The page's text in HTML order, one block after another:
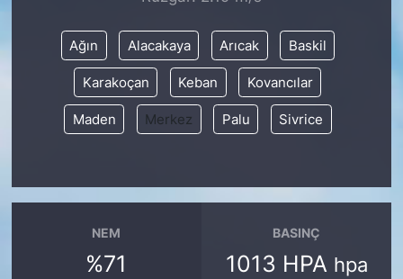
Ağın Alacakaya Arıcak Baskil
Karakoçan Keban Kovancılar
Maden Merkez Palu Sivrice
NEM
%71
BASINÇ
1013 HPA hpa
SİYASET
SON DAKİKA HABERİ
SPOR
VİDEO GALERİ